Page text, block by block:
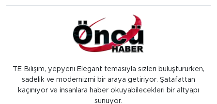
TE Bilişim, yepyeni Elegant temasıyla sizleri buluştururken,
sadelik ve modernizmi bir araya getiriyor. Şatafattan
kaçınıyor ve insanlara haber okuyabilecekleri bir altyapı
sunuyor.